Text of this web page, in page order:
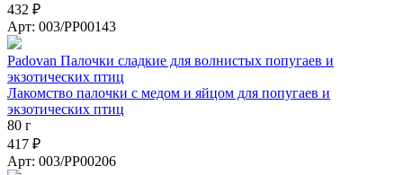
432 ₽
Арт: 003/PP00143
Padovan Палочки сладкие для волнистых попугаев и
экзотических птиц
Лакомство палочки с медом и яйцом для попугаев и
экзотических птиц
80 г
417 ₽
Арт: 003/PP00206